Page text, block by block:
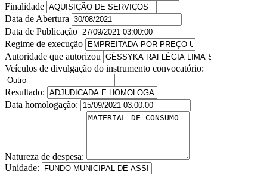
Finalidade
Data de Abertura
Data de Publicação
Regime de execução
Autoridade que autorizou
Veículos de divulgação do instrumento convocatório:
Resultado:
Data homologação:
Natureza de despesa:
Unidade: